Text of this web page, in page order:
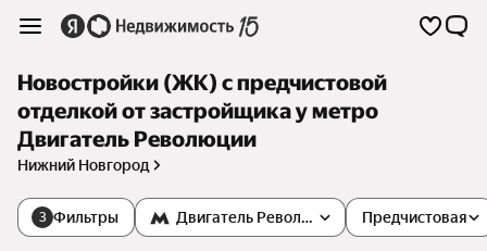
Новостройки (ЖК) с предчистовой
отделкой от застройщика у метро
Двигатель Революции
Нижний Новгород
3 Фильтры Двигатель Революции Предчистовая